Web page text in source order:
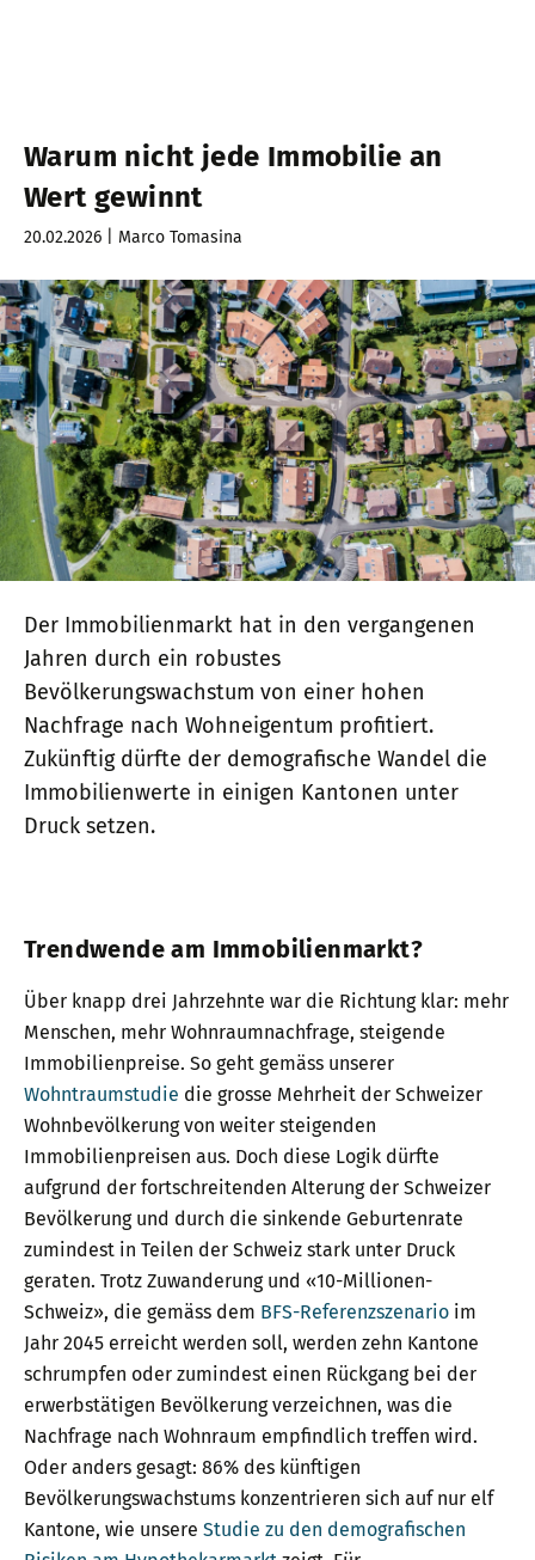
Warum nicht jede Immobilie an
Wert gewinnt
20.02.2026 | Marco Tomasina
Der Immobilienmarkt hat in den vergangenen
Jahren durch ein robustes
Bevölkerungswachstum von einer hohen
Nachfrage nach Wohneigentum profitiert.
Zukünftig dürfte der demografische Wandel die
Immobilienwerte in einigen Kantonen unter
Druck setzen.
Trendwende am Immobilienmarkt?
Über knapp drei Jahrzehnte war die Richtung klar: mehr
Menschen, mehr Wohnraumnachfrage, steigende
Immobilienpreise. So geht gemäss unserer
Wohntraumstudie die grosse Mehrheit der Schweizer
Wohnbevölkerung von weiter steigenden
Immobilienpreisen aus. Doch diese Logik dürfte
aufgrund der fortschreitenden Alterung der Schweizer
Bevölkerung und durch die sinkende Geburtenrate
zumindest in Teilen der Schweiz stark unter Druck
geraten. Trotz Zuwanderung und «10-Millionen-
Schweiz», die gemäss dem BFS-Referenzszenario im
Jahr 2045 erreicht werden soll, werden zehn Kantone
schrumpfen oder zumindest einen Rückgang bei der
erwerbstätigen Bevölkerung verzeichnen, was die
Nachfrage nach Wohnraum empfindlich treffen wird.
Oder anders gesagt: 86% des künftigen
Bevölkerungswachstums konzentrieren sich auf nur elf
Kantone, wie unsere Studie zu den demografischen